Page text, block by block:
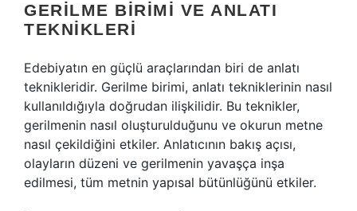
GERILME BIRIMI VE ANLATI
TEKNIKLERI
Edebiyatın en güçlü araçlarından biri de anlatı
teknikleridir. Gerilme birimi, anlatı tekniklerinin nasıl
kullanıldığıyla doğrudan ilişkilidir. Bu teknikler,
gerilmenin nasıl oluşturulduğunu ve okurun metne
nasıl çekildiğini etkiler. Anlatıcının bakış açısı,
olayların düzeni ve gerilmenin yavaşça inşa
edilmesi, tüm metnin yapısal bütünlüğünü etkiler.